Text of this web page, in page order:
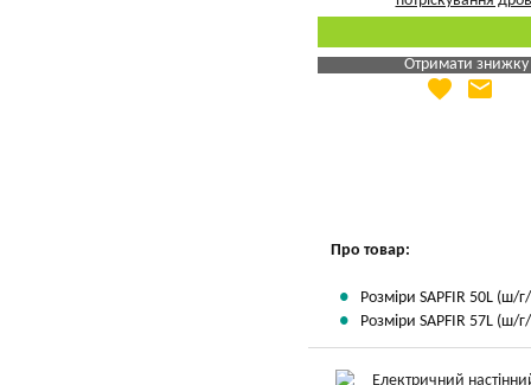
Отримати знижку
Яка Ваша ціна
favorite email
Про товар:
Розміри SAPFIR 50L (ш/
Розміри SAPFIR 57L (ш/